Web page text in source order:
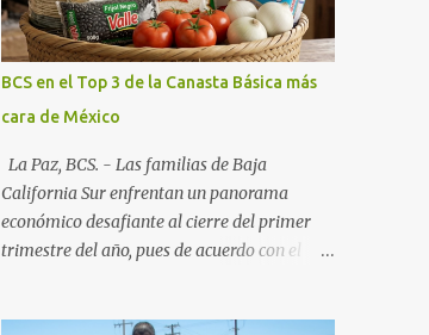
derrama económica sin precedentes. Las
proyecciones para este periodo vacacional
son optimistas, con un promedio estatal que
supera el 70% . Sin embargo, la sorpresa del
año la ha dado el norte del estado. Comondú
encabeza las expectativas con un
impresionante 89% de ocupación,
impulsado por el interés creciente en el
turismo de naturaleza. Le siguen destinos
Nuevo). La Paz: 66%. Loreto: 58%. Mulegé:
BCS en el Top 3 de la Canasta Básica más
cara de México
La Paz, BCS. - Las familias de Baja
California Sur enfrentan un panorama
económico desafiante al cierre del primer
trimestre del año, pues de acuerdo con el